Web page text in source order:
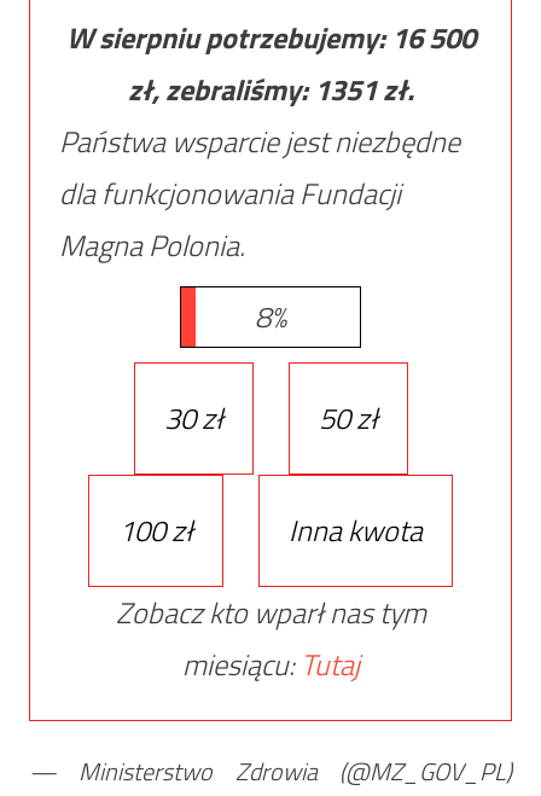
W sierpniu potrzebujemy: 16 500
zł, zebraliśmy: 1351zł.
Państwa wsparcie jest niezbędne
dla funkcjonowania Fundacji
Magna Polonia.
8%
30 zł 50 zł
100 zł
Inna kwota
Zobacz kto wparł nas tym
miesiącu: Tutaj
— Ministerstwo Zdrowia (@MZ_GOV_PL)